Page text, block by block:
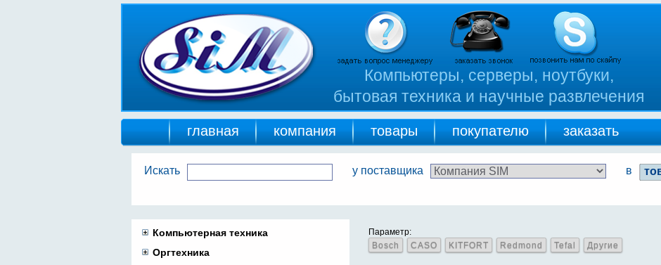
Компьютеры, серверы, ноутбуки,
бытовая техника и научные развлечения
главная компания товары покупателю заказать
Искать у поставщика в
Компьютерная техника
Оргтехника
Параметр:
Bosch
CASO KITFORT Redmond Tefal Другие